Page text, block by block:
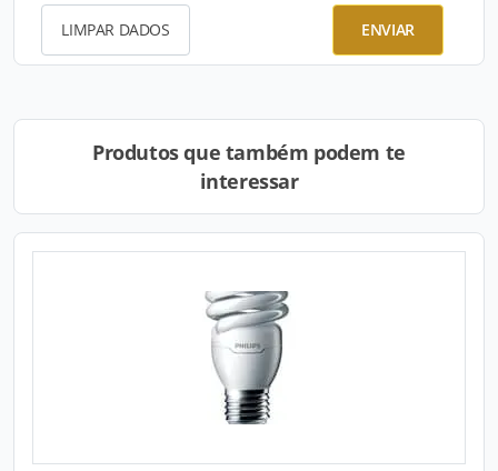
LIMPAR DADOS ENVIAR
Produtos que também podem te
interessar